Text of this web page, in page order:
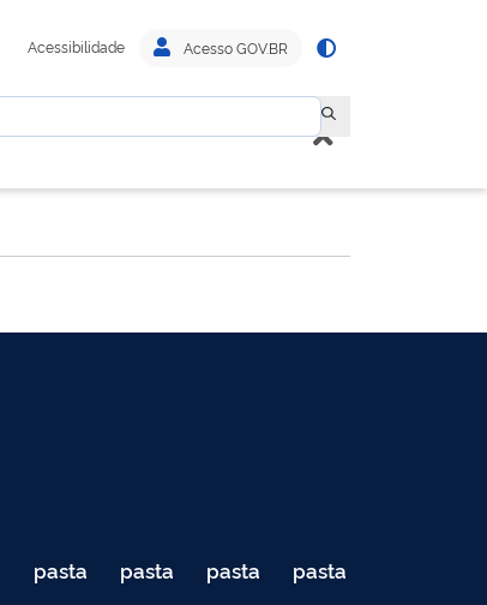
Acessibilidade Acesso GOV.BR
pasta
de
pasta
de
pasta
de
pasta
de